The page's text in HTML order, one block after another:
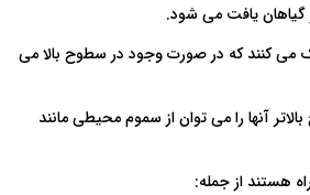
گیاهان یافت می شود.
می کنند که در صورت وجود در سطوح بالا می
آنها را می توان از سموم محیطی مانند
هستند از جمله: